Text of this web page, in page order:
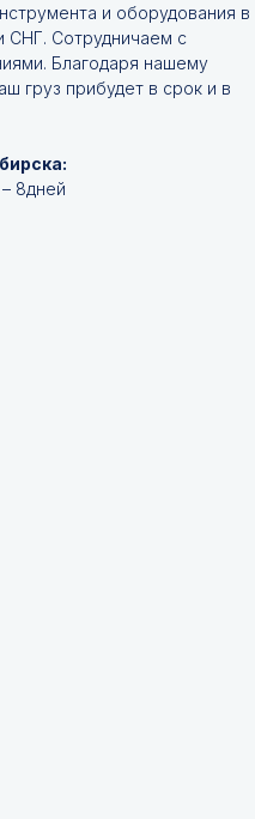
и оборудования в
СНГ. Сотрудничаем с
Благодаря нашему
груз прибудет в срок и в
8дней